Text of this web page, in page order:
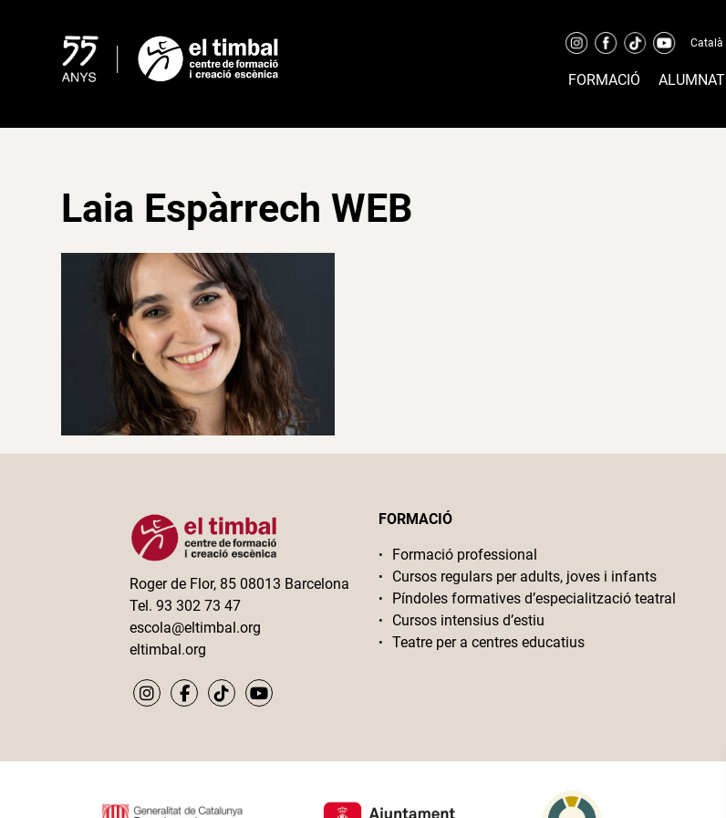
Català
FORMACIÓ ALUMNAT
Laia Espàrrech WEB
Roger de Flor, 85 08013 Barcelona
Tel. 93 302 73 47
escola@eltimbal.org
eltimbal.org
FORMACIÓ
Formació professional
Cursos regulars per adults, joves i infants
Píndoles formatives d’especialització teatral
Cursos intensius d’estiu
Teatre per a centres educatius